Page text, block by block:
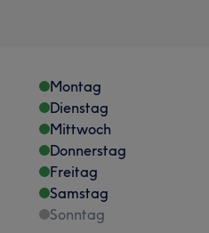
Montag
Dienstag
Mittwoch
Donnerstag
Freitag
Samstag
Sonntag